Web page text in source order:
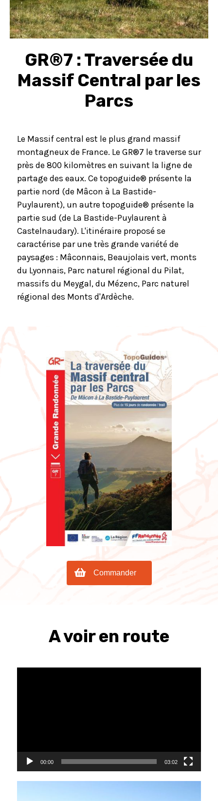
GR®7 : Traversée du
Massif Central par les
Parcs
Le Massif central est le plus grand massif
montagneux de France. Le GR®7 le traverse sur
près de 800 kilomètres en suivant la ligne de
partage des eaux. Ce topoguide® présente la
partie nord (de Mâcon à La Bastide-
Puylaurent), un autre topoguide® présente la
partie sud (de La Bastide-Puylaurent à
Castelnaudary). L'itinéraire proposé se
caractérise par une très grande variété de
paysages : Mâconnais, Beaujolais vert, monts
du Lyonnais, Parc naturel régional du Pilat,
massifs du Meygal, du Mézenc, Parc naturel
régional des Monts d'Ardèche.
Commander
A voir en route
00:00 03:02